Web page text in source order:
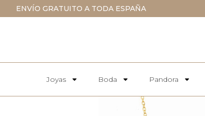
ENVÍO GRATUITO A TODA ESPAÑA
Joyas Boda Pandora